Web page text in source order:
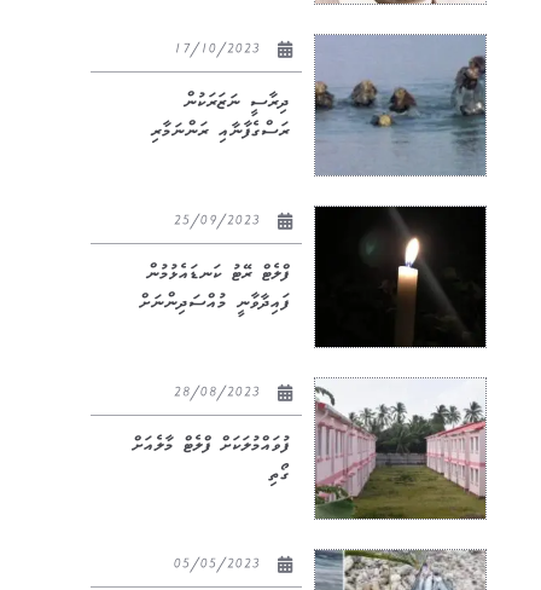
ދިރާސީ ނަޒަރަކުން
ރަސްގެފާނާއި ރަންނަމާރި
ފްލެޓް ރޭޓު ކަނޑައެޅުމުން
ފައިދާވާނީ މުއްސަދިންނަށް
ފުވައްމުލަކަށް ފްލެޓް މާލެއަށް
ގޯތި